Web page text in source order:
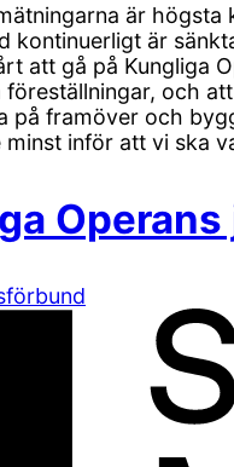
är
kontinuerligt är
att gå på Kungliga
och
på framöver och
inför att vi ska